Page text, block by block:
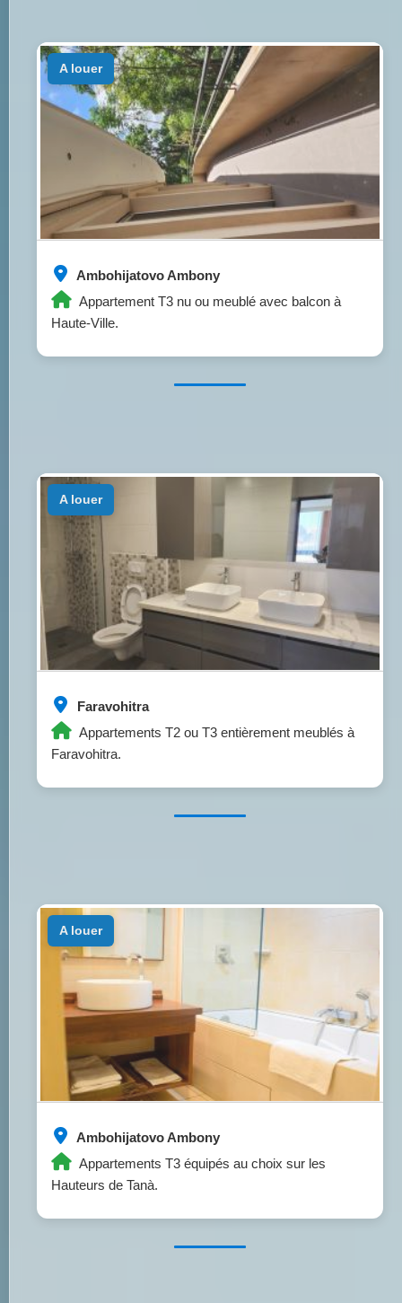
Ambohijatovo Ambony
Appartement T3 nu ou meublé avec balcon à
Haute-Ville.
a louer
Faravohitra
Appartements T2 ou T3 entièrement meublés à
Faravohitra.
a louer
Ambohijatovo Ambony
Appartements T3 équipés au choix sur les
Hauteurs de Tanà.
a louer